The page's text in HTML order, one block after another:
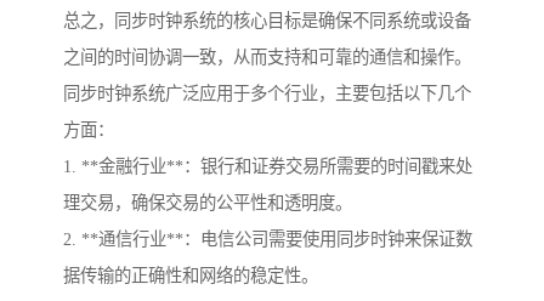
总之，同步时钟系统的核心目标是确保不同系统或设备
之间的时间协调一致，从而支持和可靠的通信和操作。
同步时钟系统广泛应用于多个行业，主要包括以下几个
方面：
1. **金融行业**：银行和证券交易所需要的时间戳来处
理交易，确保交易的公平性和透明度。
2. **通信行业**：电信公司需要使用同步时钟来保证数
据传输的正确性和网络的稳定性。